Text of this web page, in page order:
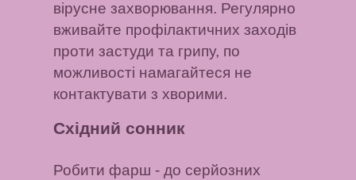
вірусне захворювання. Регулярно
вживайте профілактичних заходів
проти застуди та грипу, по
можливості намагайтеся не
контактувати з хворими.
Східний сонник
Робити фарш - до серйозних